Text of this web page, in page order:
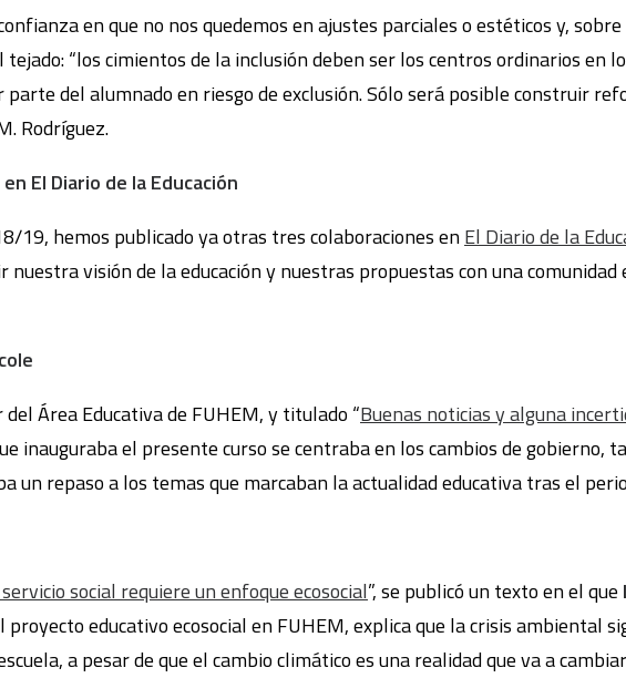
en que no nos quedemos en ajustes parciales o estéticos y,
“los cimientos de la inclusión deben ser los centros ordinarios en
del alumnado en riesgo de exclusión. Sólo será posible construir
Rodríguez.
El Diario de la Educación
19, hemos publicado ya otras tres colaboraciones enEl Diario de la
visión de la educación y nuestras propuestas con una comunidad
del Área Educativa de FUHEM, y titulado “Buenas noticias y alguna
inauguraba el presente curso se centraba en los cambios de gobierno,
un repaso a los temas que marcaban la actualidad educativa tras el
social requiere un enfoque ecosocial”, se publicó un texto en el que
proyecto educativo ecosocial en FUHEM, explica que la crisis ambiental
a pesar de que el cambio climático es una realidad que va a